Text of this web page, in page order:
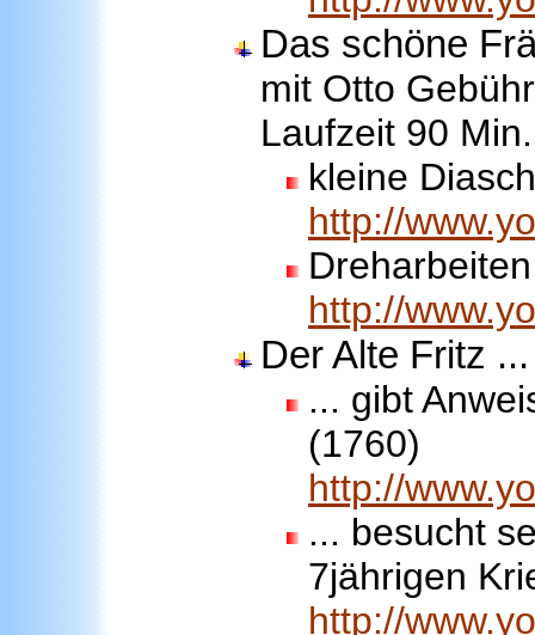
Das schöne
mit Otto
Laufzeit 90 Min.
kleine
http://
http://
Der Alte Fritz ...
... gibt
(1760)
http://
... besucht
7jährigen
http://